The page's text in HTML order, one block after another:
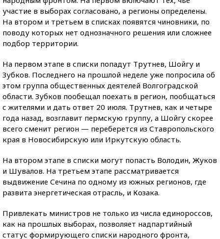
участие в выборах согласовано, а регионы определены.
На втором и третьем в списках появятся чиновники, по
поводу которых нет однозначного решения или сложнее
подбор территории.
На первом этапе в списки попадут Трутнев, Шойгу и
Зубков. Последнего на прошлой неделе уже попросила об
этом группа общественных деятелей Волгоградской
области. Зубков пообещал поехать в регион, пообщаться
с жителями и дать ответ 20 июля. Трутнев, как и четыре
года назад, возглавит пермскую группу, а Шойгу скорее
всего сменит регион — переберется из Ставропольского
края в Новосибирскую или Иркутскую область.
На втором этапе в списки могут попасть Володин, Жуков
и Шувалов. На третьем этапе рассматривается
выдвижение Сечина по одному из южных регионов, где
развита энергетическая отрасль, и Козака.
Привлекать министров не только из числа единороссов,
как на прошлых выборах, позволяет надпартийный
статус формирующего списки народного фронта,